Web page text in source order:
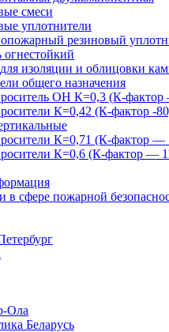
смеси
уплотнители
резиновый
изоляции и облицовки
общего назначения
ОН К=0,3 (К-фактор
К=0,42 (К-фактор -
К=0,71 (К-фактор —
К=0,6 (К-фактор —
в сфере пожарной
Ола
Беларусь